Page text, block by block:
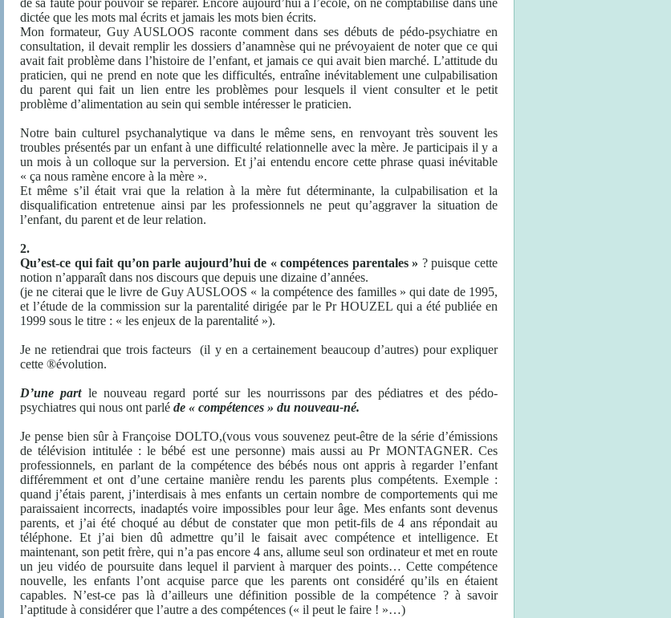
de sa faute pour pouvoir se réparer. Encore aujourd’hui à l’école, on ne comptabilise dans une
dictée que les mots mal écrits et jamais les mots bien écrits.
Mon formateur, Guy AUSLOOS raconte comment dans ses débuts de pédo-psychiatre en
consultation, il devait remplir les dossiers d’anamnèse qui ne prévoyaient de noter que ce qui
avait fait problème dans l’histoire de l’enfant, et jamais ce qui avait bien marché. L’attitude du
praticien, qui ne prend en note que les difficultés, entraîne inévitablement une culpabilisation
du parent qui fait un lien entre les problèmes pour lesquels il vient consulter et le petit
problème d’alimentation au sein qui semble intéresser le praticien.
Notre bain culturel psychanalytique va dans le même sens, en renvoyant très souvent les
troubles présentés par un enfant à une difficulté relationnelle avec la mère. Je participais il y a
un mois à un colloque sur la perversion. Et j’ai entendu encore cette phrase quasi inévitable
« ça nous ramène encore à la mère ».
Et même s’il était vrai que la relation à la mère fut déterminante, la culpabilisation et la
disqualification entretenue ainsi par les professionnels ne peut qu’aggraver la situation de
l’enfant, du parent et de leur relation.
2.
Qu’est-ce qui fait qu’on parle aujourd’hui de « compétences parentales » ? puisque cette
notion n’apparaît dans nos discours que depuis une dizaine d’années.
(je ne citerai que le livre de Guy AUSLOOS « la compétence des familles » qui date de 1995,
et l’étude de la commission sur la parentalité dirigée par le Pr HOUZEL qui a été publiée en
1999 sous le titre : « les enjeux de la parentalité »).
Je ne retiendrai que trois facteurs
(il y en a certainement beaucoup d’autres) pour expliquer
cette ®évolution.
D’une part le nouveau regard porté sur les nourrissons par des pédiatres et des pédo-
psychiatres qui nous ont parlé de « compétences » du nouveau-né.
Je pense bien sûr à Françoise DOLTO,(vous vous souvenez peut-être de la série d’émissions
de télévision intitulée : le bébé est une personne) mais aussi au Pr MONTAGNER. Ces
professionnels, en parlant de la compétence des bébés nous ont appris à regarder l’enfant
différemment et ont d’une certaine manière rendu les parents plus compétents. Exemple :
quand j’étais parent, j’interdisais à mes enfants un certain nombre de comportements qui me
paraissaient incorrects, inadaptés voire impossibles pour leur âge. Mes enfants sont devenus
parents, et j’ai été choqué au début de constater que mon petit-fils de 4 ans répondait au
téléphone. Et j’ai bien dû admettre qu’il le faisait avec compétence et intelligence. Et
maintenant, son petit frère, qui n’a pas encore 4 ans, allume seul son ordinateur et met en route
un jeu vidéo de poursuite dans lequel il parvient à marquer des points… Cette compétence
nouvelle, les enfants l’ont acquise parce que les parents ont considéré qu’ils en étaient
capables. N’est-ce pas là d’ailleurs une définition possible de la compétence ? à savoir
l’aptitude à considérer que l’autre a des compétences (« il peut le faire ! »…)